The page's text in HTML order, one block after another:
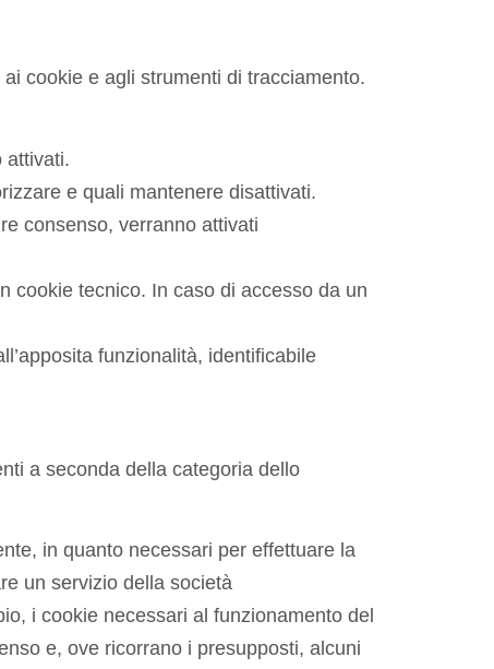
cookie e agli strumenti di tracciamento.
attivati.
e quali mantenere disattivati.
consenso, verranno attivati
cookie tecnico. In caso di accesso da un
funzionalità, identificabile
a seconda della categoria dello
in quanto necessari per effettuare la
un servizio della società
i cookie necessari al funzionamento del
e, ove ricorrano i presupposti, alcuni